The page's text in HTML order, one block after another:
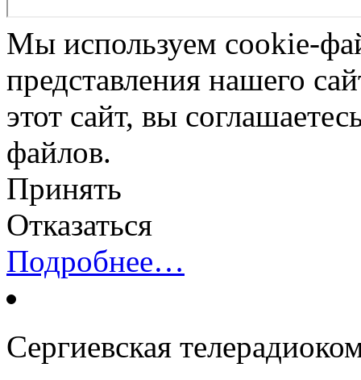
Мы используем cookie-
представления нашего
этот сайт, вы
файлов.
Принять
Отказаться
Подробнее…
Сергиевская